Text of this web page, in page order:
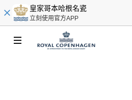
皇家哥本哈根名瓷
立刻使用官方APP